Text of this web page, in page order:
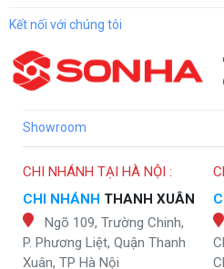
Kết nối với chúng tôi
Showroom
CHI NHÁNH TẠI HÀ NỘI :
CHI NHÁNH THANH XUÂN
Ngõ 109, Trường Chinh,
P. Phương Liệt, Quận Thanh
Xuân, TP Hà Nội